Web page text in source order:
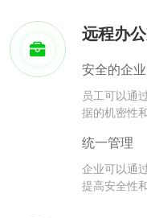
远程办
安全的企
员工可以通
据的机密性
统一管理
企业可以通
提高安全性